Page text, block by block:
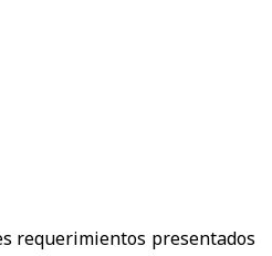
requerimientos presentados